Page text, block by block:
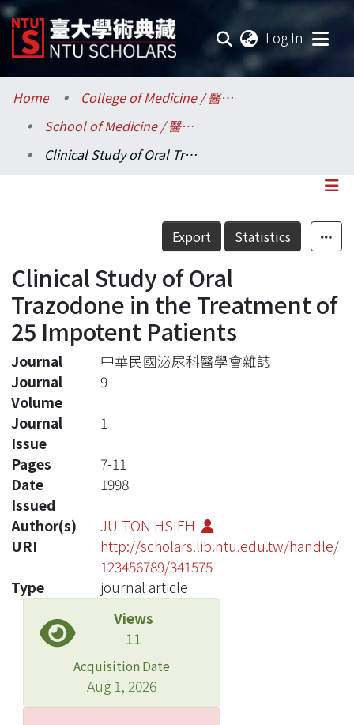
Log In
Communities & Collections
Research Outputs
Statistics
Home
College of Medicine / 醫學院
School of Medicine / 醫學系
Clinical Study of Oral Trazodone in the Treatment of 25 Impotent Patients
Details
Export Statistics
Clinical Study of Oral
Trazodone in the Treatment of
25 Impotent Patients
Journal
中華民國泌尿科醫學會雜誌
Journal
Volume
9
Journal
Issue
1
Pages
7-11
Date
Issued
1998
Author(s)
JU-TON HSIEH
URI
http://scholars.lib.ntu.edu.tw/handle/
123456789/341575
Type
journal article
Views
11
Acquisition Date
Aug 1, 2026